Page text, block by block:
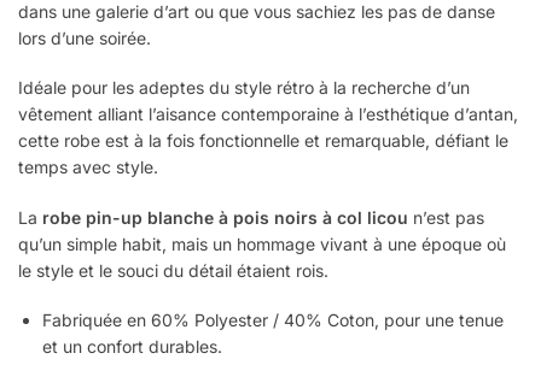
dans une galerie d’art ou que vous sachiez les pas de danse
lors d’une soirée.
Idéale pour les adeptes du style rétro à la recherche d’un
vêtement alliant l’aisance contemporaine à l’esthétique d’antan,
cette robe est à la fois fonctionnelle et remarquable, défiant le
temps avec style.
La robe pin-up blanche à pois noirs à col licou n’est pas
qu’un simple habit, mais un hommage vivant à une époque où
le style et le souci du détail étaient rois.
Fabriquée en 60% Polyester / 40% Coton, pour une tenue
et un confort durables.